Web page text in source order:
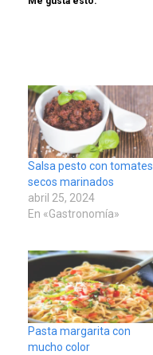
Salsa pesto con tomates
secos marinados
abril 25, 2024
En «Gastronomía»
Pasta margarita con
mucho color